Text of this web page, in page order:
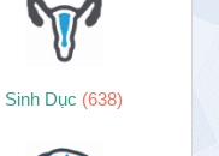
Sinh Dục (638)